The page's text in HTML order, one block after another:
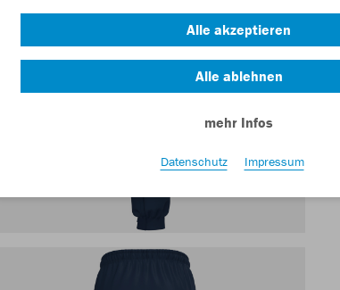
Alle akzeptieren
Alle ablehnen
mehr Infos
Datenschutz Impressum